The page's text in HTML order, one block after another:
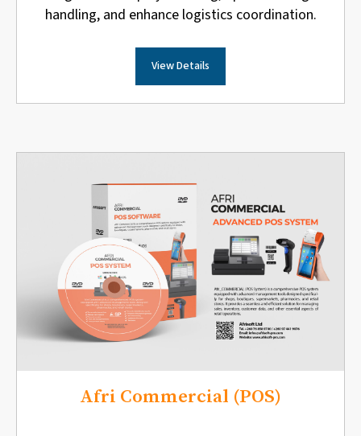
handling, and enhance logistics coordination.
View Details
Afri Commercial (POS)